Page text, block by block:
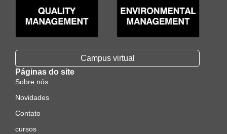
Campus virtual
Páginas do site
Sobre nós
Novidades
Contato
cursos